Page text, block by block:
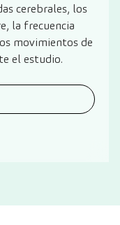
cerebrales, los
la frecuencia
movimientos de
el estudio.